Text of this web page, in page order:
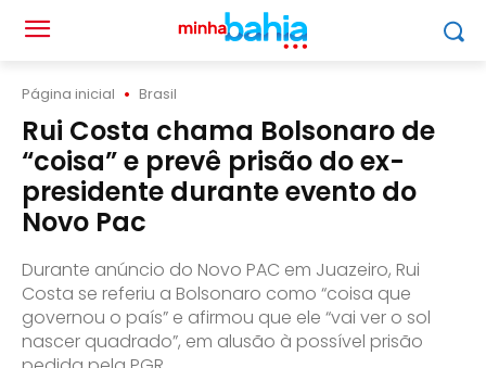
Página inicial Brasil
Rui Costa chama Bolsonaro de
“coisa” e prevê prisão do ex-
presidente durante evento do
Novo Pac
Durante anúncio do Novo PAC em Juazeiro, Rui
Costa se referiu a Bolsonaro como “coisa que
governou o país” e afirmou que ele “vai ver o sol
nascer quadrado”, em alusão à possível prisão